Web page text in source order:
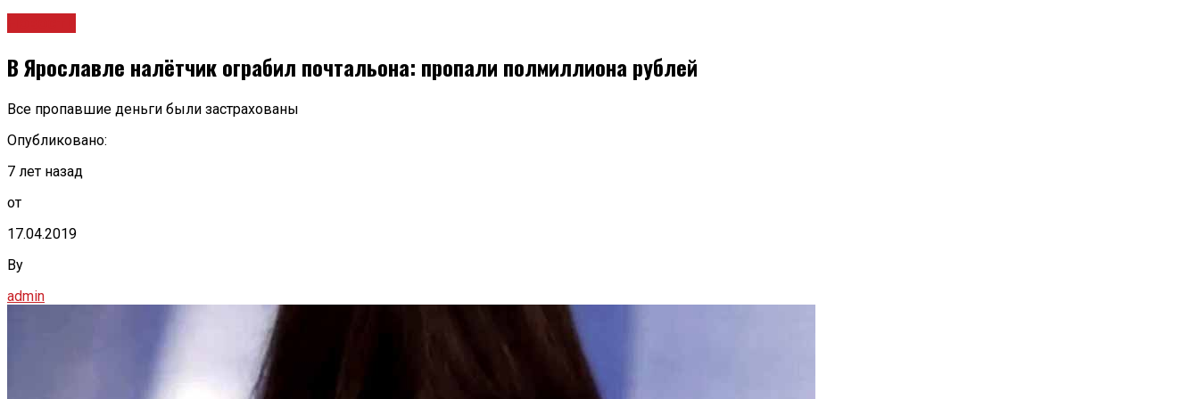
В Ярославле налётчик ограбил почтальона: пропали полмиллиона рублей
Все пропавшие деньги были застрахованы
Опубликовано:
7 лет назад
от
17.04.2019
By
admin